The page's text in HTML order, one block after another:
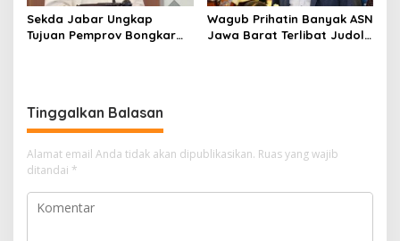
Sekda Jabar Ungkap
Tujuan Pemprov Bongkar
Wagub Prihatin Banyak ASN
Jawa Barat Terlibat Judol:
Tinggalkan Balasan
Alamat email Anda tidak akan dipublikasikan. Ruas yang wajib
ditandai *